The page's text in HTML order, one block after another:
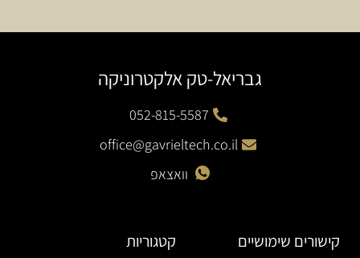
גבריאל-טק אלקטרוניקה
052-815-5587
office@gavrieltech.co.il
וואצאפ
קישורים שימושיים קטגוריות